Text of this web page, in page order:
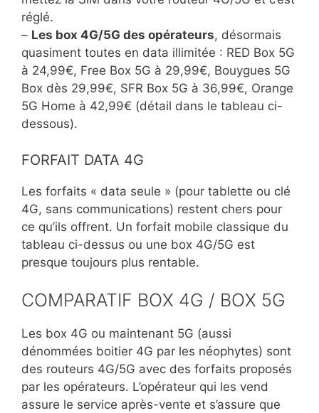
réglé.
– Les box 4G/5G des opérateurs, désormais
quasiment toutes en data illimitée : RED Box 5G
à 24,99€, Free Box 5G à 29,99€, Bouygues 5G
Box dès 29,99€, SFR Box 5G à 36,99€, Orange
5G Home à 42,99€ (détail dans le tableau ci-
dessous).
FORFAIT DATA 4G
Les forfaits « data seule » (pour tablette ou clé
4G, sans communications) restent chers pour
ce qu’ils offrent. Un forfait mobile classique du
tableau ci-dessus ou une box 4G/5G est
presque toujours plus rentable.
COMPARATIF BOX 4G / BOX 5G
Les box 4G ou maintenant 5G (aussi
dénommées boitier 4G par les néophytes) sont
des routeurs 4G/5G avec des forfaits proposés
par les opérateurs. L’opérateur qui les vend
assure le service après-vente et s’assure que